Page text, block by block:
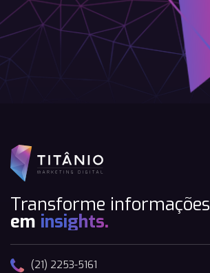
Transforme informações
em insights.
(21) 2253-5161